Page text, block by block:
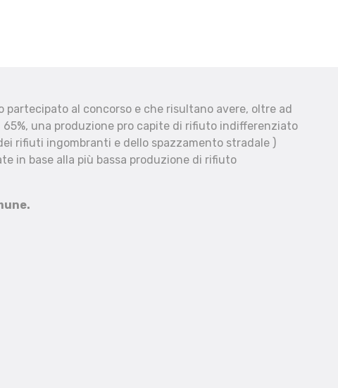
al concorso e che risultano avere, oltre ad
una produzione pro capite di rifiuto indifferenziato
rifiuti ingombranti e dello spazzamento stradale )
in base alla più bassa produzione di rifiuto